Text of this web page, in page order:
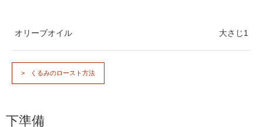
オリーブオイル 大さじ1
くるみのロースト方法
下準備